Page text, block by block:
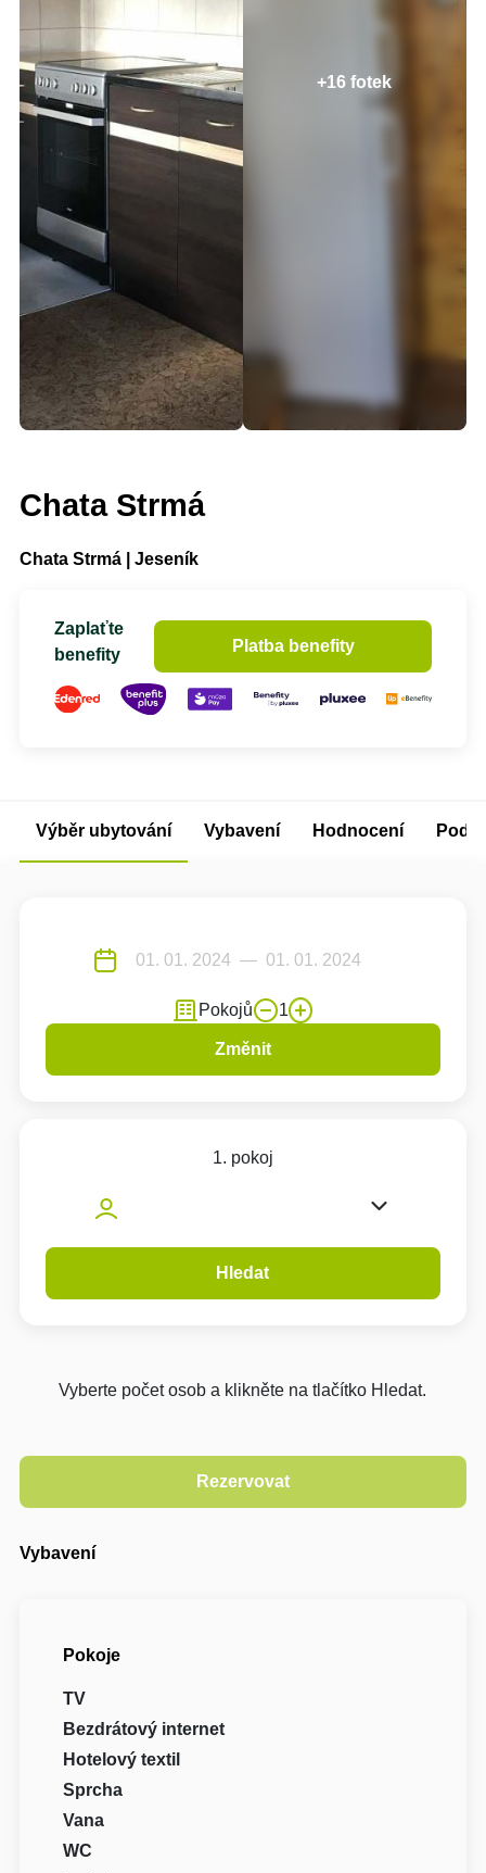
+16 fotek
Chata Strmá
Chata Strmá | Jeseník
Zaplaťte
benefity
Platba benefity
Výběr ubytování Vybavení Hodnocení
Pokojů 1
Změnit
1. pokoj
Hledat
Vyberte počet osob a klikněte na tlačítko Hledat.
Vybavení
Pokoje
TV
Bezdrátový internet
Hotelový textil
Sprcha
Vana
WC